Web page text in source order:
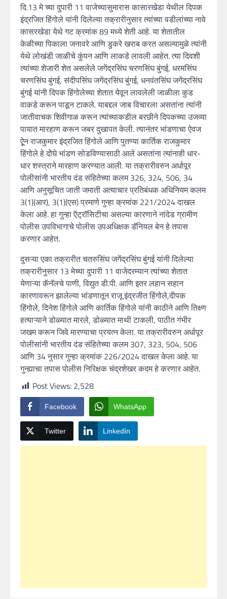
दि.13 मे च्या दुपारी 11 वाजेच्यासुमारास कासारखेडा येथील दिपक
इंद्रजित हिंगोले यांनी दिलेल्या तक्रारीनुसार त्यांच्या वडीलांच्या नावे
कासरखेडा येथे गट क्रमांक 89 मध्ये शेती आहे. या शेतातील
केळीच्या पिकाला जनावरे आणि डुकरे खराब करत असल्यामुळे त्यांनी
येथे लोखंडी जाळीचे कुंपन आणि लाकडे लावली आहेत. त्या दिवशी
त्यांच्या शेजारी शेत असलेले जगेंद्रसिंघ चरणसिंघ बुंगई, धरमसिंघ
चरणसिंघ बुंगई, संदीपसिंघ जगेंद्रसिंघ बुंगई, धनवंतसिंघ जगेंद्रसिंघ
बुंगई यांनी दिपक हिंगोलेच्या शेतात येवून लावलेली जाळीला कुड
वाकडे करून पाडून टाकले. याबद्दल जाब विचारला असतांना त्यांनी
जातीवाचक शिवीगाळ करून त्यांच्याकडील बरछीने दिपकच्या उजव्या
पायात मारहाण करून जबर दुखापत केली. त्यानंतर भांडणाचा ऐवज
ऐून राजकुमार इंद्रजित हिंगोले आणि पुतण्या कार्तिक राजकुमार
हिंगोले हे दोेघे भांडण सोडविण्यासाठी आले असतांना त्यांनाही धार-
धार शस्त्राने मारहाण करण्यात आली. या तक्रारीवरुन अर्धापूर
पोलीसांनी भारतीय दंड संहितेच्या कलम 326, 324, 506, 34
आणि अनुसूचित जाती जमाती अत्याचार प्रतिबंधक अधिनियम कलम
3(1)(आर), 3(1)(एस) प्रमाणे गुन्हा क्रमांक 221/2024 दाखल
केला आहे. हा गुन्हा ऍट्रॉसिटीचा असल्या कारणाने नांदेड ग्रामीण
पोलीस उपविभागाचे पोलीस उपअधिक्षक डॅनियल बेन हे तपास
करणार आहेत.
दुसऱ्या एका तक्रारीत चतरुसिंघ जगेंद्रसिंघ बुंगई यांनी दिलेल्या
तक्रारीनुसार 13 मेच्या दुपारी 11 वाजेदरम्यान त्यांच्या शेतात
येणाऱ्या कॅनॅलचे पाणी, विद्युत डी.पी. आणि इतर लहान सहान
कारणावरून झालेल्या भांडणातून राजू इंद्रजीत हिंगोले,दीपक
हिंगोले, दिनेश हिंगोले आणि कार्तिक हिंगोले यांनी काठीने आणि तिक्ष्ण
हत्याऱ्याने डोळ्यात मारले, डोळ्यात माथी टाकली, पाठीत गंभीर
जखम करून जिवे मारण्याचा प्रयत्न केला. या तक्रारीवरुन अर्धापूर
पोलीसांनी भारतीय दंड संहितेच्या कलम 307, 323, 504, 506
आणि 34 नुसार गुन्हा क्रमांक 226/2024 दाखल केला आहे. या
गुन्ह्याचा तपास पोलीस निरिक्षक चंद्रशेखर कदम हे करणार आहेत.
Post Views: 2,528
Facebook WhatsApp
Twitter LinkedIn